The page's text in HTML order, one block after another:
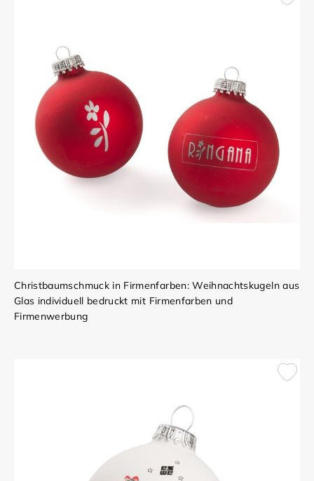
Christbaumschmuck in Firmenfarben: Weihnachtskugeln aus
Glas individuell bedruckt mit Firmenfarben und
Firmenwerbung